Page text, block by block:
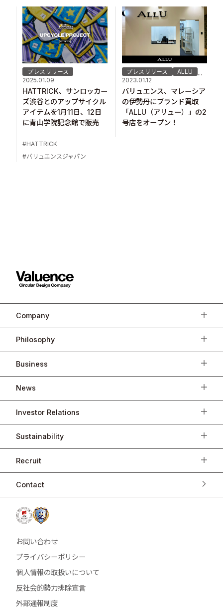
プレスリリース
2025.01.09
HATTRICK、サンロッカー
ズ渋谷とのアップサイクル
アイテムを1月11日、12日
に青山学院記念館で販売
HATTRICK
バリュエンスジャパン
プレスリリース ALLU
...
2023.01.12
バリュエンス、マレーシア
の伊勢丹にブランド買取
「ALLU（アリュー）」の2
号店をオープン！
Company
Philosophy
Business
News
Investor Relations
Sustainability
Recruit
Contact
お問い合わせ
プライバシーポリシー
個人情報の取扱いについて
反社会的勢力排除宣言
外部通報制度